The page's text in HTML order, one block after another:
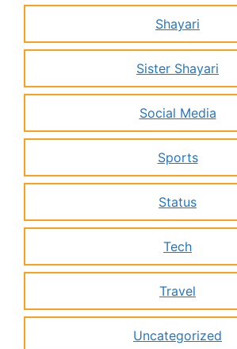
Shayari
Sister Shayari
Social Media
Sports
Status
Tech
Travel
Uncategorized